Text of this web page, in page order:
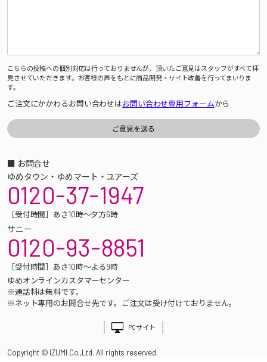
こちらの投稿への個別対応は行っておりませんが、頂いたご意見はスタッフがすべて拝
見させていただきます。お客様の声をもとに商品開発・サイト改善を行ってまいりま
す。
ご注文にかかわるお問い合わせはお問い合わせ専用フォームから
■ お問合せ
ゆめタウン・ゆめマート・ユアーズ
0120-37-1947
［受付時間］あさ10時～夕方6時
サニー
0120-93-8851
［受付時間］あさ10時～よる9時
ゆめオンラインカスタマーセンター
※通話料は無料です。
※ネット専用のお問合せ先です。ご注文は受け付けておりません。
PCサイト
Copyright © IZUMI Co.,Ltd. All rights reserved.